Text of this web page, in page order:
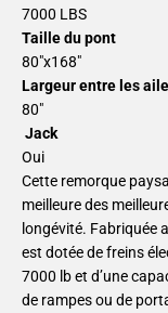
7000 LBS
Taille du pont
80″x168″
Largeur entre les
80″
Jack
Oui
Cette remorque
meilleure des
longévité. Fabriquée
est dotée de freins
7000 lb et d’une
de rampes ou de